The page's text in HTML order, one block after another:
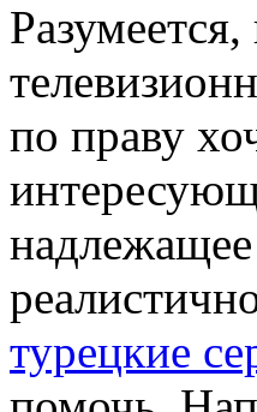
по праву
турецкие